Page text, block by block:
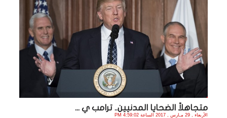
متجاهلاً الضحايا المدنيين.. ترامب ي ...
الأربعاء , 29 مـارس , 2017 الساعة 4:59:02 PM